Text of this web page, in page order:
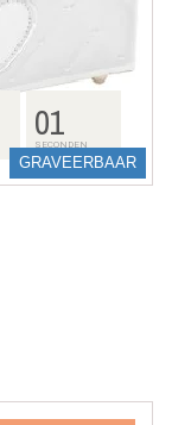
GRAVEERBAAR
00
SECONDEN